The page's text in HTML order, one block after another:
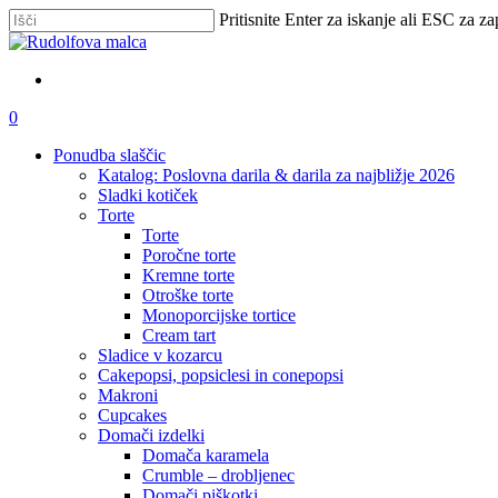
Skip
to
content
Pritisnite Enter za iskanje ali ESC za
Zapri
išči
account
0
Ponudba slaščic
Katalog: Poslovna darila & darila za najbližje 2026
Sladki kotiček
Torte
Torte
Poročne torte
Kremne torte
Otroške torte
Monoporcijske tortice
Cream tart
Sladice v kozarcu
Cakepopsi, popsiclesi in conepopsi
Makroni
Cupcakes
Domači izdelki
Domača karamela
Crumble – drobljenec